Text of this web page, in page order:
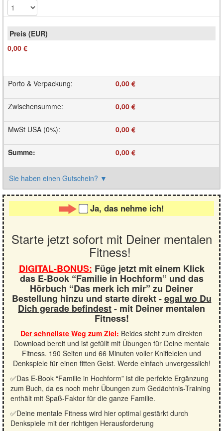
0,00 €
Porto & Verpackung: 0,00 €
Zwischensumme: 0,00 €
MwSt USA (0%): 0,00 €
Summe: 0,00 €
Sie haben einen Gutschein? ▼
Ja, das nehme ich!
Starte jetzt sofort mit Deiner mentalen
Fitness!
DIGITAL-BONUS: Füge jetzt mit einem Klick
das E-Book “Familie in Hochform” und das
Hörbuch “Das merk ich mir” zu Deiner
Bestellung hinzu und starte direkt -egal wo Du
Dich gerade befindest- mit Deiner mentalen
Fitness!
Der schnellste Weg zum Ziel: Beides steht zum direkten
Download bereit und ist gefüllt mit Übungen für Deine mentale
Fitness. 190 Seiten und 66 Minuten voller Kniffeleien und
Denkspiele für einen fitten Geist. Werde einfach unvergesslich!
✅Das E-Book “Familie in Hochform” ist die perfekte Ergänzung
zum Buch, da es noch mehr Übungen zum Gedächtnis-Training
enthält mit Spaß-Faktor für die ganze Familie.
✅Deine mentale Fitness wird hier optimal gestärkt durch
Denkspiele mit der richtigen Herausforderung